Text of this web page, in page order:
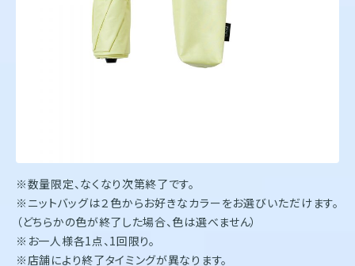
※数量限定、なくなり次第終了です。
※ニットバッグは２色からお好きなカラーをお選びいただけます。
（どちらかの色が終了した場合、色は選べません）
※お一人様各1点、1回限り。
※店舗により終了タイミングが異なります。